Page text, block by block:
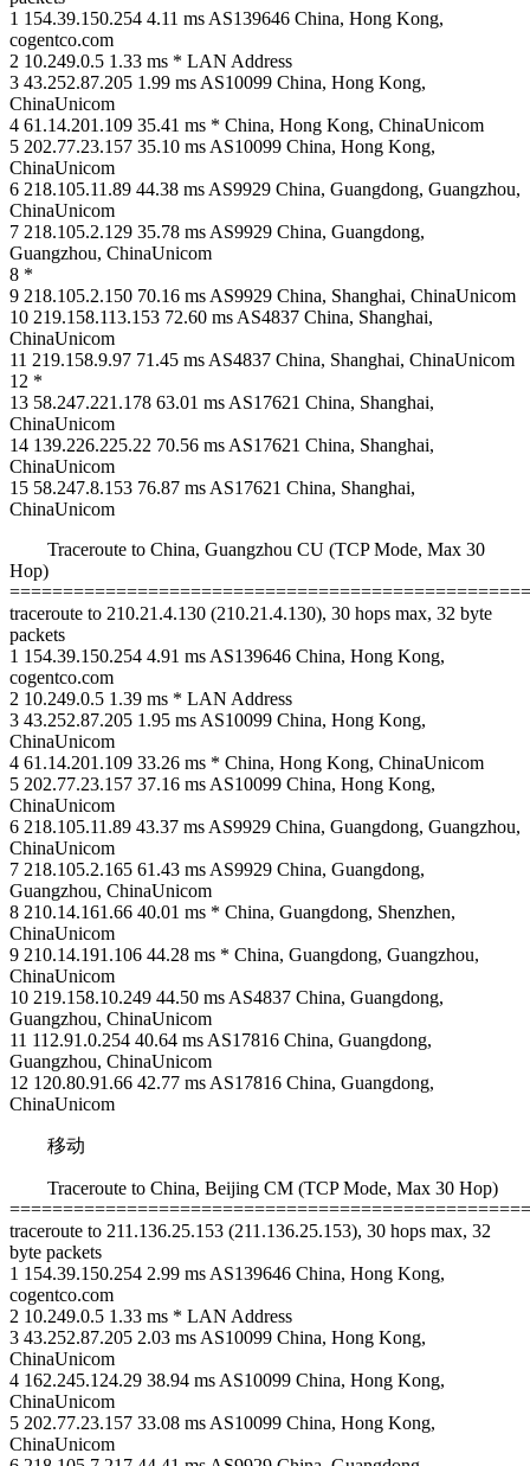
1 154.39.150.254 4.11 ms AS139646 China, Hong Kong,
cogentco.com
2 10.249.0.5 1.33 ms * LAN Address
3 43.252.87.205 1.99 ms AS10099 China, Hong Kong,
ChinaUnicom
4 61.14.201.109 35.41 ms * China, Hong Kong, ChinaUnicom
5 202.77.23.157 35.10 ms AS10099 China, Hong Kong,
ChinaUnicom
6 218.105.11.89 44.38 ms AS9929 China, Guangdong, Guangzhou,
ChinaUnicom
7 218.105.2.129 35.78 ms AS9929 China, Guangdong,
Guangzhou, ChinaUnicom
8 *
9 218.105.2.150 70.16 ms AS9929 China, Shanghai, ChinaUnicom
10 219.158.113.153 72.60 ms AS4837 China, Shanghai,
ChinaUnicom
11 219.158.9.97 71.45 ms AS4837 China, Shanghai, ChinaUnicom
12 *
13 58.247.221.178 63.01 ms AS17621 China, Shanghai,
ChinaUnicom
14 139.226.225.22 70.56 ms AS17621 China, Shanghai,
ChinaUnicom
15 58.247.8.153 76.87 ms AS17621 China, Shanghai,
ChinaUnicom
Traceroute to China, Guangzhou CU (TCP Mode, Max 30
Hop)
traceroute to 210.21.4.130 (210.21.4.130), 30 hops max, 32 byte
packets
1 154.39.150.254 4.91 ms AS139646 China, Hong Kong,
cogentco.com
2 10.249.0.5 1.39 ms * LAN Address
3 43.252.87.205 1.95 ms AS10099 China, Hong Kong,
ChinaUnicom
4 61.14.201.109 33.26 ms * China, Hong Kong, ChinaUnicom
5 202.77.23.157 37.16 ms AS10099 China, Hong Kong,
ChinaUnicom
6 218.105.11.89 43.37 ms AS9929 China, Guangdong, Guangzhou,
ChinaUnicom
7 218.105.2.165 61.43 ms AS9929 China, Guangdong,
Guangzhou, ChinaUnicom
8 210.14.161.66 40.01 ms * China, Guangdong, Shenzhen,
ChinaUnicom
9 210.14.191.106 44.28 ms * China, Guangdong, Guangzhou,
ChinaUnicom
10 219.158.10.249 44.50 ms AS4837 China, Guangdong,
Guangzhou, ChinaUnicom
11 112.91.0.254 40.64 ms AS17816 China, Guangdong,
Guangzhou, ChinaUnicom
12 120.80.91.66 42.77 ms AS17816 China, Guangdong,
ChinaUnicom
移动
Traceroute to China, Beijing CM (TCP Mode, Max 30 Hop)
traceroute to 211.136.25.153 (211.136.25.153), 30 hops max, 32
byte packets
1 154.39.150.254 2.99 ms AS139646 China, Hong Kong,
cogentco.com
2 10.249.0.5 1.33 ms * LAN Address
3 43.252.87.205 2.03 ms AS10099 China, Hong Kong,
ChinaUnicom
4 162.245.124.29 38.94 ms AS10099 China, Hong Kong,
ChinaUnicom
5 202.77.23.157 33.08 ms AS10099 China, Hong Kong,
ChinaUnicom